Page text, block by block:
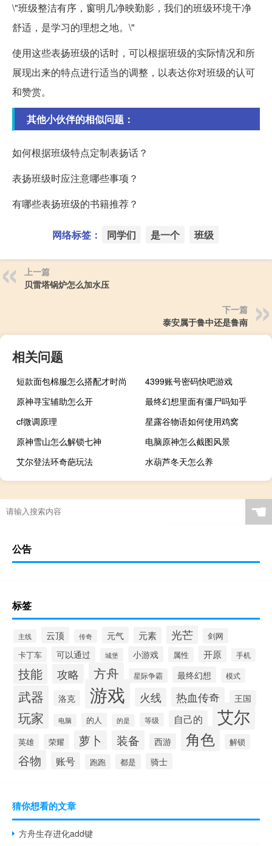
\"班级整洁有序，窗明几净映勤影，我们的班级环境干净
舒适，是学习的理想之地。\"
使用这些表扬班级的话时，可以根据班级的实际情况和所
展现出来的特点进行适当的调整，以表达你对班级的认可
和赞赏。
其他小伙伴的相似问题：
如何根据班级特点定制表扬话？
表扬班级时应注意哪些事项？
有哪些表扬班级的书籍推荐？
网络标签： 同学们 是一个 班级
上一篇
贝雷塔锅炉怎么加水压
下一篇
泰安属于鲁中还是鲁南
相关问题
短款面包棉服怎么搭配才时尚
4399账号密码快吧游戏
原神寻宝辅助怎么开
最终幻想里面有僵尸吗知乎
cf微调原理
星露谷物语如何使用鸡窝
原神雪山怎么解锁七神
电脑原神怎么截图风景
艾尔登法环奇葩玩法
水葫芦冬天怎么养
☚
公告
标签
主线 云顶 传奇 元气 元素 光芒
剑网
卡丁车
可以通过 城堡 小游戏 属性 开原 手机
技能 攻略 方舟 星际争霸 最终幻想 模式
武器 洛克 游戏 火线 热血传奇 王国
玩家 电脑 的人 的是 等级 自己的 艾尔
英雄 荣耀 萝卜 装备 西游 角色 解锁
谷物 账号 跑跑 都是 骑士
猜你想看的文章
方舟生存进化add键